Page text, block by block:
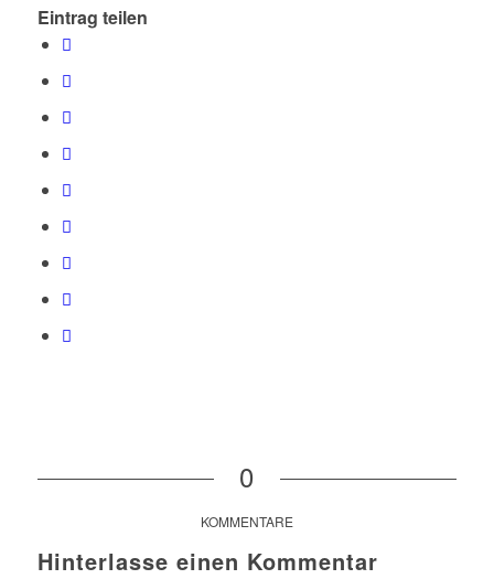
Eintrag teilen
0
KOMMENTARE
Hinterlasse einen Kommentar